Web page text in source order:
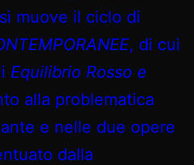
muove il ciclo di
, di cui
Equilibrio Rosso e
alla problematica
e nelle due opere
dalla